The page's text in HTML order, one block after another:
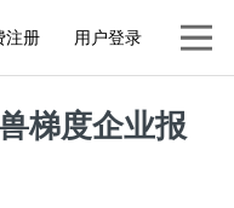
注册 用户登录
梯度企业报